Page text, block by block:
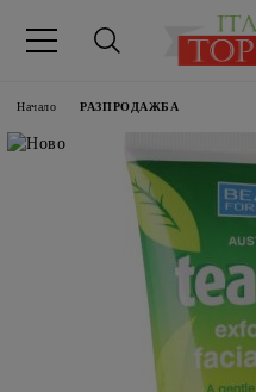
Начало РАЗПРОДАЖБА